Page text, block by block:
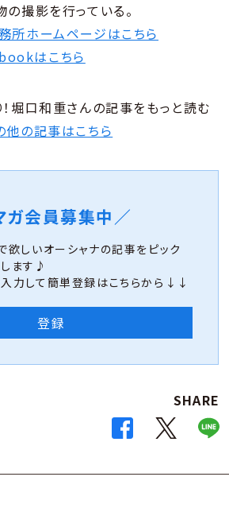
撮影を行っている。
ホームページはこちら
はこちら
堀口和重さんの記事をもっと読む
他の記事はこちら
ガ会員募集中／
欲しいオーシャナの記事をピック
ます♪
入力して簡単登録はこちらから↓↓
登録
SHARE